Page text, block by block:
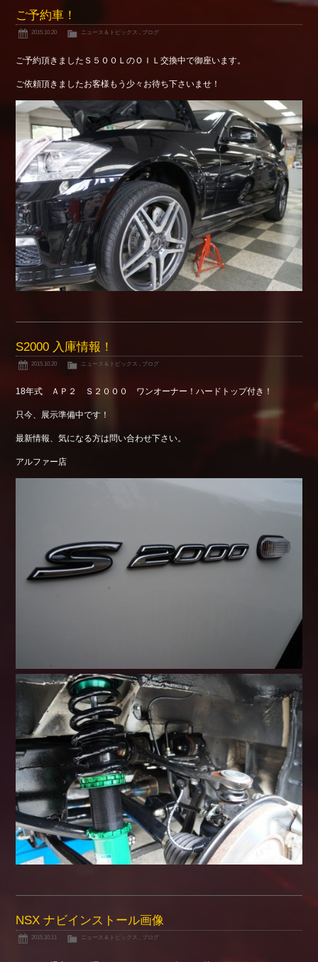
ご予約車！
2015.10.20 ニュース＆トピックス , ブログ
ご予約頂きましたＳ５００ＬのＯＩＬ交換中で御座います。
ご依頼頂きましたお客様もう少々お待ち下さいませ！
S2000 入庫情報！
2015.10.20 ニュース＆トピックス ブログ
18年式 ＡＰ２ Ｓ２０００ ワンオーナー！ハードトップ付き！
只今、展示準備中です！
最新情報、気になる方は問い合わせ下さい。
アルファー店
NSX ナビインストール画像
2015.10.11 ニュース＆トピックス , ブログ